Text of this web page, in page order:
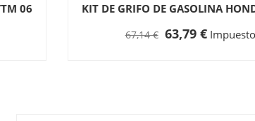
06 KIT DE GRIFO DE GASOLINA
67,14 € 63,79 €